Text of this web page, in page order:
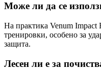
Може ли да се
На практика Venum
тренировки, особено за
защита.
Лесен ли е за